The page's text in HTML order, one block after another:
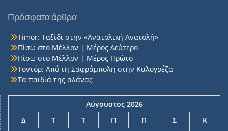
Πρόσφατα άρθρα
Timor: Ταξίδι στην «Ανατολική Ανατολή»
Πίσω στο Μέλλον | Μέρος Δεύτερο
Πίσω στο Μέλλον | Μέρος Πρώτο
Τοντόρ: Από τη Σαφράμπολη στην Καλογρέζα
Τα παιδιά της αλάνας
Αύγουστος 2026
Δ
Τ Τ Π Π Σ
Κ